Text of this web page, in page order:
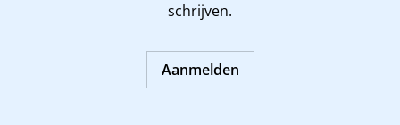
schrijven.
Aanmelden